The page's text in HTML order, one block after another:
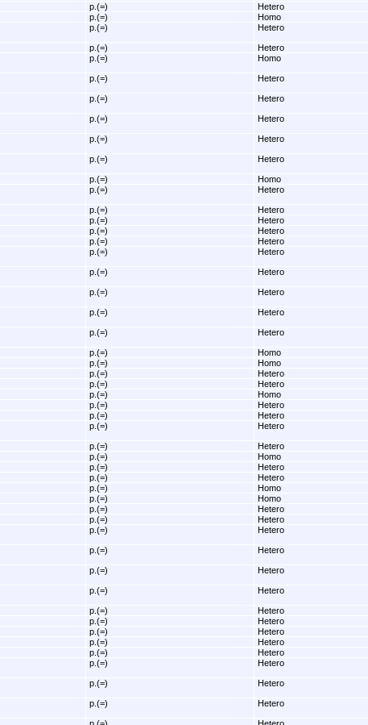
p.(=) Hetero
p.(=) Homo
p.(=) Hetero
p.(=) Hetero
p.(=) Homo
p.(=) Hetero
p.(=) Hetero
p.(=) Hetero
p.(=) Hetero
p.(=) Hetero
p.(=) Homo
p.(=) Hetero
p.(=) Hetero
p.(=) Hetero
p.(=) Hetero
p.(=) Hetero
p.(=) Hetero
p.(=) Hetero
p.(=) Hetero
p.(=) Hetero
p.(=) Hetero
p.(=) Homo
p.(=) Homo
p.(=) Hetero
p.(=) Hetero
p.(=) Homo
p.(=) Hetero
p.(=) Hetero
p.(=) Hetero
p.(=) Hetero
p.(=) Homo
p.(=) Hetero
p.(=) Hetero
p.(=) Homo
p.(=) Homo
p.(=) Hetero
p.(=) Hetero
p.(=) Hetero
p.(=) Hetero
p.(=) Hetero
p.(=) Hetero
p.(=) Hetero
p.(=) Hetero
p.(=) Hetero
p.(=) Hetero
p.(=) Hetero
p.(=) Hetero
p.(=) Hetero
p.(=) Hetero